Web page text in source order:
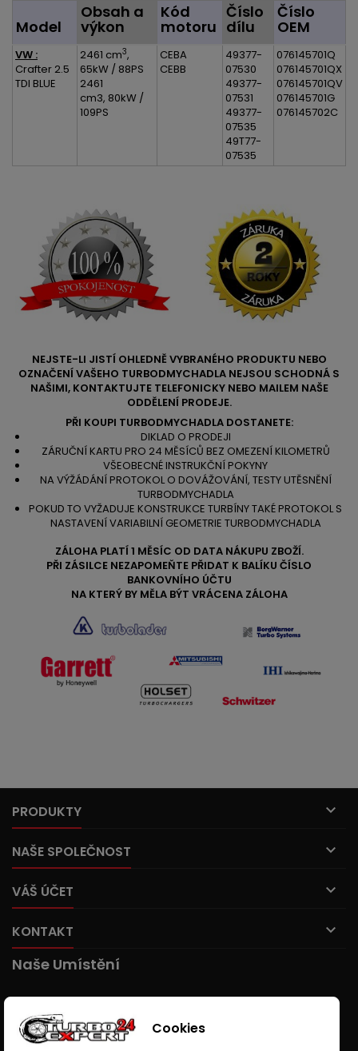
Model
Obsah a
výkon
Kód
motoru
Číslo
dílu
Číslo
OEM
VW :
Crafter 2.5
TDI BLUE
2461 cm3,
65kW / 88PS
2461
cm3, 80kW /
109PS
CEBA
CEBB
49377-
07530
49377-
07531
49377-
07535
49T77-
07535
076145701Q
076145701QX
076145701QV
076145701G
076145702C
NEJSTE-LI JISTÍ OHLEDNĚ VYBRANÉHO PRODUKTU NEBO
OZNAČENÍ VAŠEHO TURBODMYCHADLA NEJSOU SCHODNÁ S
NAŠIMI, KONTAKTUJTE TELEFONICKY NEBO MAILEM NAŠE
ODDĚLENÍ PRODEJE.
PŘI KOUPI TURBODMYCHADLA DOSTANETE:
DIKLAD O PRODEJI
ZÁRUČNÍ KARTU PRO 24 MĚSÍCŮ BEZ OMEZENÍ KILOMETRŮ
VŠEOBECNÉ INSTRUKČNÍ POKYNY
NA VÝŽÁDÁNÍ PROTOKOL O DOVÁŽOVÁNÍ, TESTY UTĚSNĚNÍ
TURBODMYCHADLA
POKUD TO VYŽADUJE KONSTRUKCE TURBÍNY TAKÉ PROTOKOL S
NASTAVENÍ VARIABILNÍ GEOMETRIE TURBODMYCHADLA
ZÁLOHA PLATÍ 1 MĚSÍC OD DATA NÁKUPU ZBOŽÍ.
PŘI ZÁSILCE NEZAPOMEŇTE PŘIDAT K BALÍKU ČÍSLO
BANKOVNÍHO ÚČTU
NA KTERÝ BY MĚLA BÝT VRÁCENA ZÁLOHA
PRODUKTY 
NAŠE SPOLEČNOST 
VÁŠ ÚČET 
KONTAKT 
Naše Umístění
Cookies